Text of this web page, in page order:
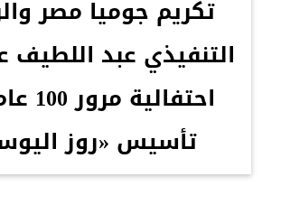
تكريم جوميا مصر
التنفيذي عبد اللطيف
تأسيس «روز